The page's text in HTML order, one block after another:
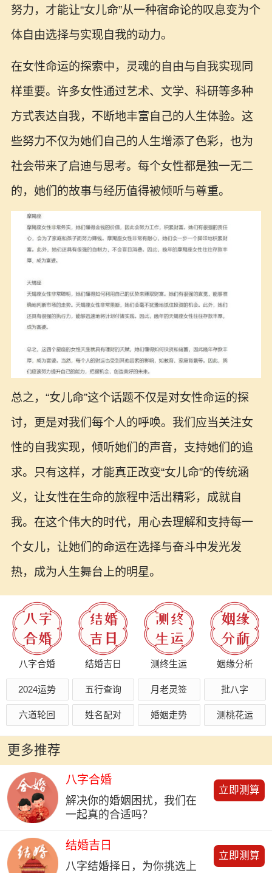
努力，才能让“女儿命”从一种宿命论的叹息变为个
体自由选择与实现自我的动力。
在女性命运的探索中，灵魂的自由与自我实现同
样重要。许多女性通过艺术、文学、科研等多种
方式表达自我，不断地丰富自己的人生体验。这
些努力不仅为她们自己的人生增添了色彩，也为
社会带来了启迪与思考。每个女性都是独一无二
的，她们的故事与经历值得被倾听与尊重。
总之，“女儿命”这个话题不仅是对女性命运的探
讨，更是对我们每个人的呼唤。我们应当关注女
性的自我实现，倾听她们的声音，支持她们的追
求。只有这样，才能真正改变“女儿命”的传统涵
义，让女性在生命的旅程中活出精彩，成就自
我。在这个伟大的时代，用心去理解和支持每一
个女儿，让她们的命运在选择与奋斗中发光发
热，成为人生舞台上的明星。
八字合婚 结婚吉日 测终生运 姻缘分析
2024运势 五行查询 月老灵签 批八字
六道轮回 姓名配对 婚姻走势 测桃花运
更多推荐
八字合婚
解决你的婚姻困扰，我们在
一起真的合适吗？
立即测算
结婚吉日
八字结婚择日，为你挑选上
立即测算